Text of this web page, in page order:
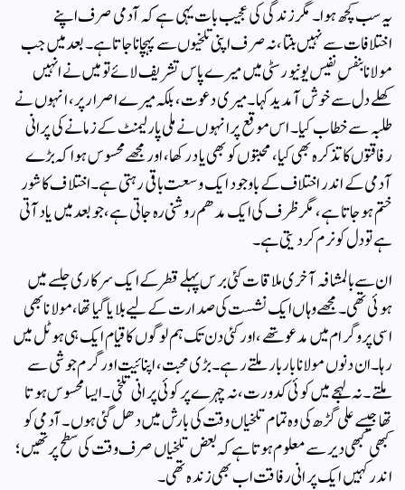
یہ سب کچھ ہوا۔ مگر زندگی کی عجیب بات یہی ہے کہ آدمی صرف اپنے
اختلافات سے نہیں بنتا، نہ صرف اپنی تلخیوں سے پہچانا جاتا ہے۔ بعد میں جب
مولانا بنفسِ نفیس یونیورسٹی میں میرے پاس تشریف لائے تو میں نے انہیں
کھلے دل سے خوش آمدید کہا۔ میری دعوت، بلکہ میرے اصرار پر، انہوں نے
طلبہ سے خطاب کیا۔ اس موقع پر انہوں نے ملی پارلیمنٹ کے زمانے کی پرانی
رفاقتوں کا تذکرہ بھی کیا، محبتوں کو بھی یاد رکھا، اور مجھے محسوس ہوا کہ بڑے
آدمی کے اندر اختلاف کے باوجود ایک وسعت باقی رہتی ہے۔ اختلاف کا شور
ختم ہو جاتا ہے، مگر ظرف کی ایک مدھم روشنی رہ جاتی ہے، جو بعد میں یاد آتی
ہے تو دل کو نرم کر دیتی ہے۔
ان سے بالمشافہ آخری ملاقات کئی برس پہلے قطر کے ایک سرکاری جلسے میں
ہوئی تھی۔ مجھے وہاں ایک نشست کی صدارت کے لیے بلایا گیا تھا، مولانا بھی
اسی پروگرام میں مدعو تھے، اور کئی دن تک ہم لوگوں کا قیام ایک ہی ہوٹل میں
رہا۔ ان دنوں مولانا بار بار ملتے رہے۔ بڑی محبت، اپنائیت اور گرم جوشی سے
ملتے۔ نہ لہجے میں کوئی کدورت، نہ چہرے پر کوئی پرانی تلخی۔ ایسا محسوس ہوتا
تھا جیسے علی گڑھ کی وہ تمام تلخیاں وقت کی بارش میں دھل گئی ہوں۔ آدمی کو
کبھی کبھی دیر سے معلوم ہوتا ہے کہ بعض تلخیاں صرف وقت کی سطح پر تھیں؛
اندر کہیں ایک پرانی رفاقت اب بھی زندہ تھی۔